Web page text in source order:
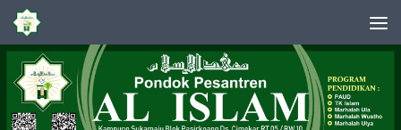
Skip to content